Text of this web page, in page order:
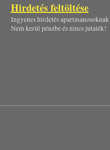
Hirdetés feltöltése
Ingyenes hirdetés apartmanosoknak!
Nem kerül pénzbe és nincs jutalék!